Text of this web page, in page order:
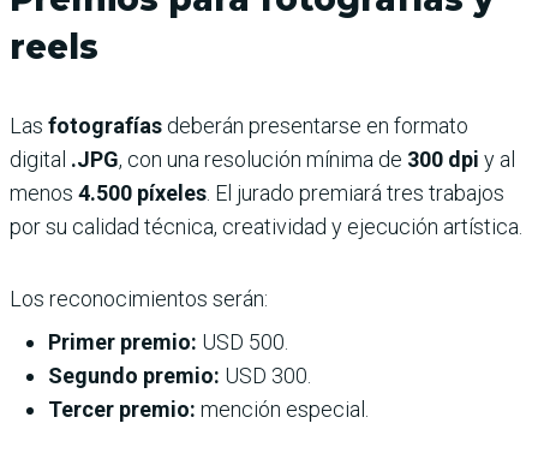
reels
Las fotografías deberán presentarse en formato
digital .JPG, con una resolución mínima de 300 dpi y al
menos 4.500 píxeles. El jurado premiará tres trabajos
por su calidad técnica, creatividad y ejecución artística.
Los reconocimientos serán:
Primer premio: USD 500.
Segundo premio: USD 300.
Tercer premio: mención especial.